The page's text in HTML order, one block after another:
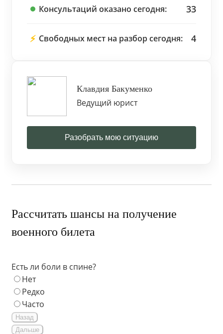
Консультаций оказано сегодня: 33
⚡ Свободных мест на разбор сегодня: 4
Клавдия Бакуменко
Ведущий юрист
Разобрать мою ситуацию
Рассчитать шансы на получение
военного билета
Есть ли боли в спине?
Нет
Редко
Часто
Назад
Дальше